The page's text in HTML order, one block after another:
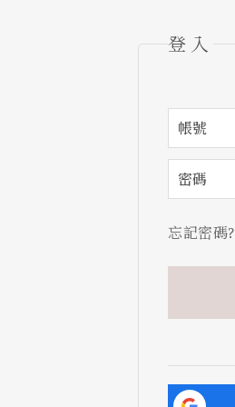
登入
忘記密碼?